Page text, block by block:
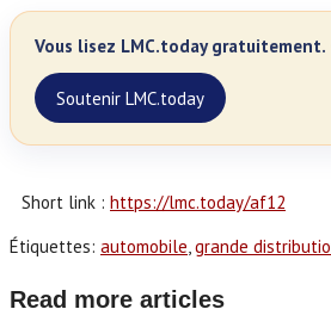
Vous lisez LMC.today gratuitement.
Soutenir LMC.today
Short link : https://lmc.today/af12
Étiquettes: automobile, grande
Read more articles